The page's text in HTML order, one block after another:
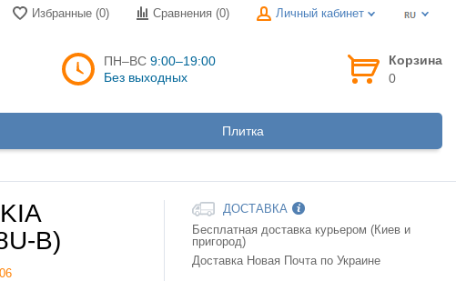
Избранные (0) Сравнения (0) Личный кабинет
ПН–ВС 9:00–19:00
Без выходных
Корзина
0
Плитка
B)
ДОСТАВКА
Бесплатная доставка курьером (Киев и
пригород)
Доставка Новая Почта по Украине